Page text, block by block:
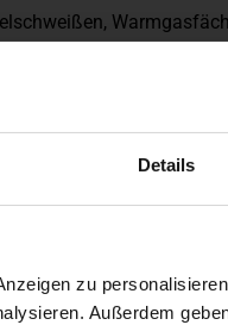
Details
zu
Außerdem